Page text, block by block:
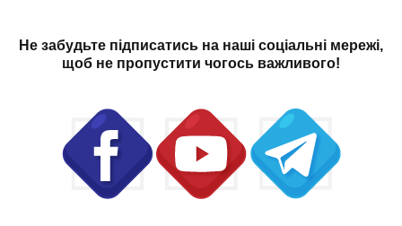
Не забудьте підписатись на наші соціальні мережі,
щоб не пропустити чогось важливого!